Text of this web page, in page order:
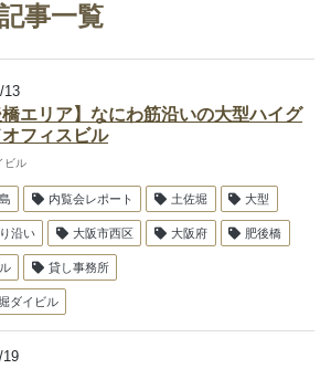
事一覧
13
橋エリア】なにわ筋沿いの大型ハイグ
フィスビル
ビル
内覧会レポート 土佐堀 大型
沿い 大阪市西区 大阪府 肥後橋
貸し事務所
ダイビル
19